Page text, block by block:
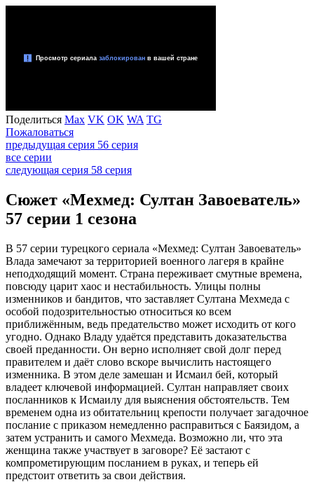
Поделиться Max VK OK WA TG
Пожаловаться
предыдущая серия 56 серия
все серии
следующая серия 58 серия
Сюжет «Мехмед: Султан Завоеватель»
57 серии 1 сезона
В 57 серии турецкого сериала «Мехмед: Султан Завоеватель»
Влада замечают за территорией военного лагеря в крайне
неподходящий момент. Страна переживает смутные времена,
повсюду царит хаос и нестабильность. Улицы полны
изменников и бандитов, что заставляет Султана Мехмеда с
особой подозрительностью относиться ко всем
приближённым, ведь предательство может исходить от кого
угодно. Однако Владу удаётся представить доказательства
своей преданности. Он верно исполняет свой долг перед
правителем и даёт слово вскоре вычислить настоящего
изменника. В этом деле замешан и Исмаил бей, который
владеет ключевой информацией. Султан направляет своих
посланников к Исмаилу для выяснения обстоятельств. Тем
временем одна из обитательниц крепости получает загадочное
послание с приказом немедленно расправиться с Баязидом, а
затем устранить и самого Мехмеда. Возможно ли, что эта
женщина также участвует в заговоре? Её застают с
компрометирующим посланием в руках, и теперь ей
предстоит ответить за свои действия.